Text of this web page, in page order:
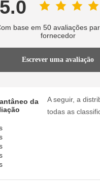
5.0
base em 50 avaliações
fornecedor
Escrever uma avaliação
da
A seguir, a
todas as